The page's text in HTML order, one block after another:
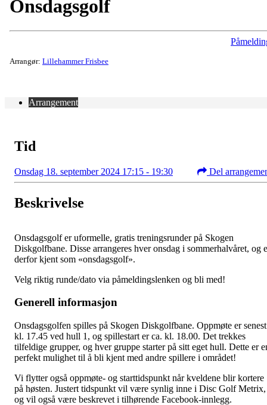
Onsdagsgolf
Arrangør: Lillehammer Frisbee
Arrangement
Tid
Onsdag 18. september 2024 17:15 - 19:30 Del
Beskrivelse
Onsdagsgolf er uformelle, gratis treningsrunder på Skogen
Diskgolfbane. Disse arrangeres hver onsdag i sommerhalvåret, og
derfor kjent som «onsdagsgolf».
Velg riktig runde/dato via påmeldingslenken og bli med!
Generell informasjon
Onsdagsgolfen spilles på Skogen Diskgolfbane. Oppmøte er senest
kl. 17.45 ved hull 1, og spillestart er ca. kl. 18.00. Det trekkes
tilfeldige grupper, og hver gruppe starter på sitt eget hull. Dette er
perfekt mulighet til å bli kjent med andre spillere i området!
Vi flytter også oppmøte- og starttidspunkt når kveldene blir kortere
på høsten. Justert tidspunkt vil være synlig inne i Disc Golf Metrix,
og vil også være beskrevet i tilhørende Facebook-innlegg.